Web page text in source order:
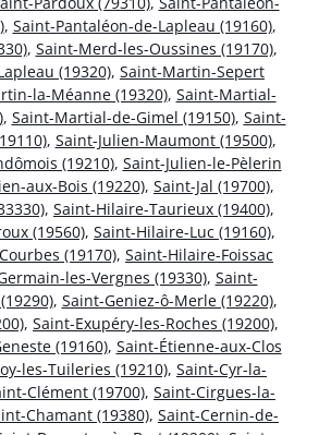
, Saint-Pantaléon-de-Lapleau (19160),
, Saint-Merd-les-Oussines (19170),
(19320), Saint-Martin-Sepert
la-Méanne (19320), Saint-Martial-
, Saint-Martial-de-Gimel (19150), Saint-
, Saint-Julien-Maumont (19500),
(19210), Saint-Julien-le-Pèlerin
aux-Bois (19220), Saint-Jal (19700),
, Saint-Hilaire-Taurieux (19400),
(19560), Saint-Hilaire-Luc (19160),
(19170), Saint-Hilaire-Foissac
les-Vergnes (19330), Saint-
, Saint-Geniez-ô-Merle (19220),
, Saint-Exupéry-les-Roches (19200),
(19160), Saint-Étienne-aux-Clos
les-Tuileries (19210), Saint-Cyr-la-
Clément (19700), Saint-Cirgues-la-
Chamant (19380), Saint-Cernin-de-